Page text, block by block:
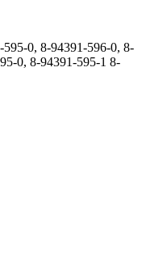
0, 8-94391-596-0, 8-
0, 8-94391-595-1 8-